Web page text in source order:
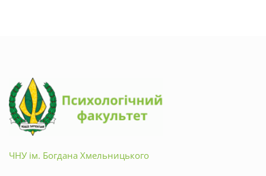
ЧНУ ім. Богдана Хмельницького